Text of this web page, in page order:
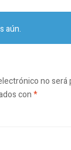
aún.
no será
con*